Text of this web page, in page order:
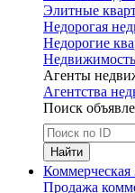
Элитные
Недорогая
Недорогие
Агенты
Агентства
Поиск
Найти
Коммерческая
Продажа